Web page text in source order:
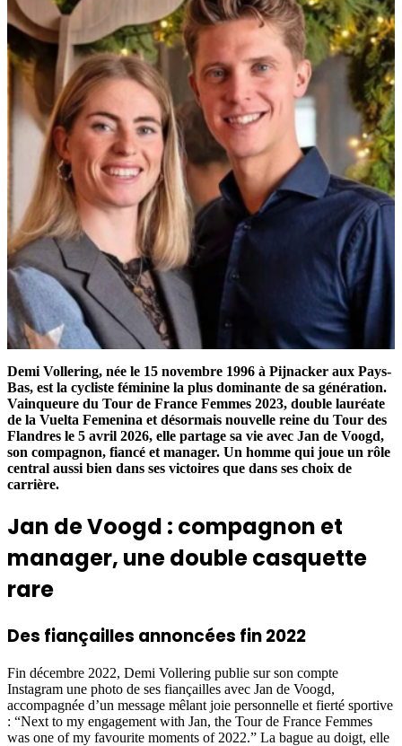
Demi Vollering, née le 15 novembre 1996 à Pijnacker aux Pays-
Bas, est la cycliste féminine la plus dominante de sa génération.
Vainqueure du Tour de France Femmes 2023, double lauréate
de la Vuelta Femenina et désormais nouvelle reine du Tour des
Flandres le 5 avril 2026, elle partage sa vie avec Jan de Voogd,
son compagnon, fiancé et manager. Un homme qui joue un rôle
central aussi bien dans ses victoires que dans ses choix de
carrière.
Jan de Voogd : compagnon et
manager, une double casquette
rare
Des fiançailles annoncées fin 2022
Fin décembre 2022, Demi Vollering publie sur son compte
Instagram une photo de ses fiançailles avec Jan de Voogd,
accompagnée d’un message mêlant joie personnelle et fierté sportive
: “Next to my engagement with Jan, the Tour de France Femmes
was one of my favourite moments of 2022.” La bague au doigt, elle